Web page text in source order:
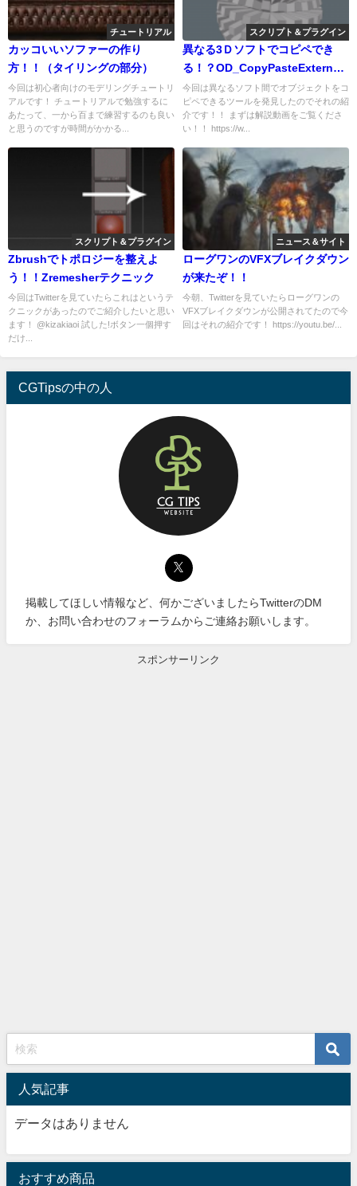
チュートリアル
カッコいいソファーの作り
方！！（タイリングの部分）
今回は初心者向けのモデリングチュートリ
アルです！ チュートリアルで勉強するに
あたって、一から百まで練習するのも良い
と思うのですが時間がかかる...
スクリプト＆プラグイン
異なる3Ｄソフトでコピペでき
る！？OD_CopyPasteExternal
の紹介！！
今回は異なるソフト間でオブジェクトをコ
ピペできるツールを発見したのでそれの紹
介です！！ まずは解説動画をご覧くださ
い！！ https://w...
スクリプト＆プラグイン
Zbrushでトポロジーを整えよ
う！！Zremesherテクニック
今回はTwitterを見ていたらこれはというテ
クニックがあったのでご紹介したいと思い
ます！ @kizakiaoi 試した!ボタン一個押す
だけ...
ニュース＆サイト
ローグワンのVFXブレイクダウン
が来たぞ！！
今朝、Twitterを見ていたらローグワンの
VFXブレイクダウンが公開されてたので今
回はそれの紹介です！ https://youtu.be/...
CGTipsの中の人
掲載してほしい情報など、何かございましたらTwitterのDM
か、お問い合わせのフォーラムからご連絡お願いします。
スポンサーリンク
人気記事
データはありません
おすすめ商品